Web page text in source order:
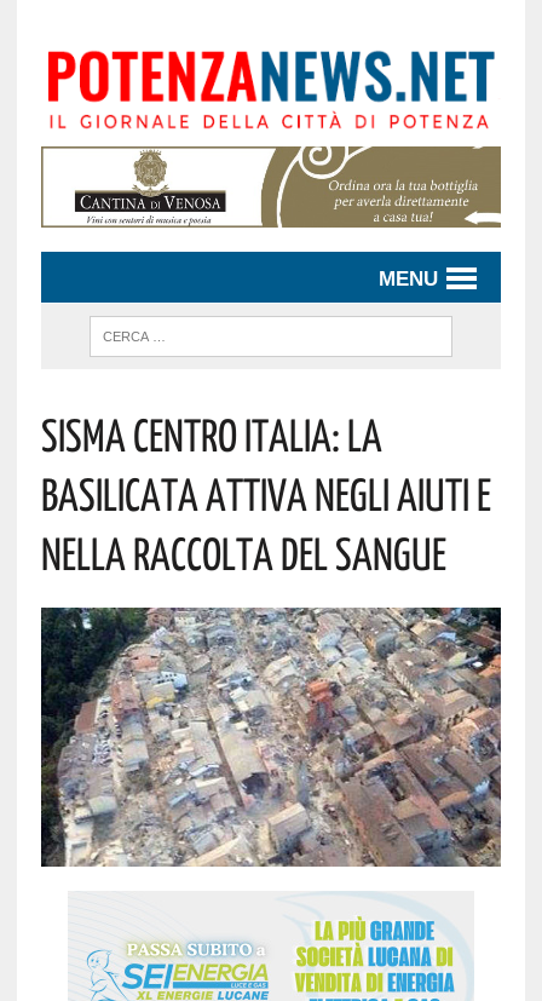
MENU
SISMA CENTRO ITALIA: LA
BASILICATA ATTIVA NEGLI AIUTI E
NELLA RACCOLTA DEL SANGUE